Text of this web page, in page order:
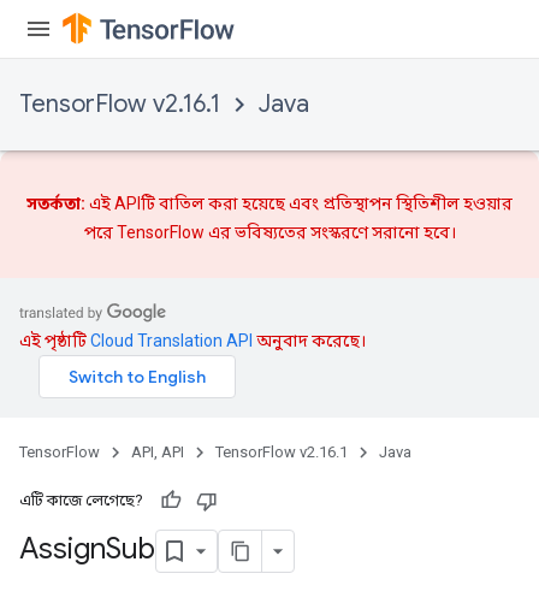
TensorFlow v2.16.1 Java
সতর্কতা: এই APIটি বাতিল করা হয়েছে এবং প্রতিস্থাপনস্থিতিশীল হওয়ার
পরে TensorFlow এর ভবিষ্যতের সংস্করণে সরানো হবে।
এই পৃষ্ঠাটিCloud Translation API অনুবাদ করেছে।
TensorFlow API, API TensorFlow v2.16.1 Java
এটি কাজে লেগেছে?
AssignSub